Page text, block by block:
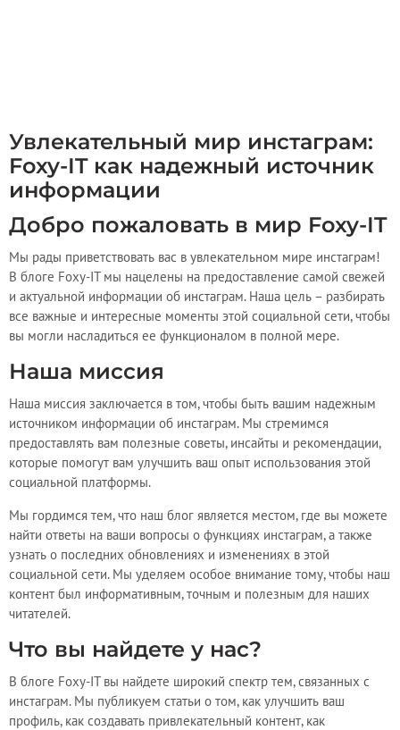
Увлекательный мир инстаграм:
Foxy-IT как надежный источник
информации
Добро пожаловать в мир Foxy-IT
Мы рады приветствовать вас в увлекательном мире инстаграм!
В блоге Foxy-IT мы нацелены на предоставление самой свежей
и актуальной информации об инстаграм. Наша цель – разбирать
все важные и интересные моменты этой социальной сети, чтобы
вы могли насладиться ее функционалом в полной мере.
Наша миссия
Наша миссия заключается в том, чтобы быть вашим надежным
источником информации об инстаграм. Мы стремимся
предоставлять вам полезные советы, инсайты и рекомендации,
которые помогут вам улучшить ваш опыт использования этой
социальной платформы.
Мы гордимся тем, что наш блог является местом, где вы можете
найти ответы на ваши вопросы о функциях инстаграм, а также
узнать о последних обновлениях и изменениях в этой
социальной сети. Мы уделяем особое внимание тому, чтобы наш
контент был информативным, точным и полезным для наших
читателей.
Что вы найдете у нас?
В блоге Foxy-IT вы найдете широкий спектр тем, связанных с
инстаграм. Мы публикуем статьи о том, как улучшить ваш
профиль, как создавать привлекательный контент, как